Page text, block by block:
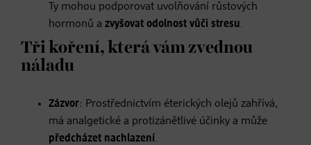
Ty mohou podporovat uvolňování růstových
hormonů a zvyšovat odolnost vůči stresu.
Tři koření, která vám zvednou
náladu
Zázvor: Prostřednictvím éterických olejů zahřívá,
má analgetické a protizánětlivé účinky a může
předcházet nachlazení.